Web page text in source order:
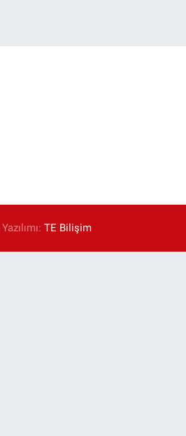
TE Bilişim